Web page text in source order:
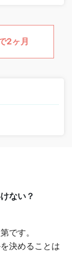
2ヶ月
ない？
です。
決めることは